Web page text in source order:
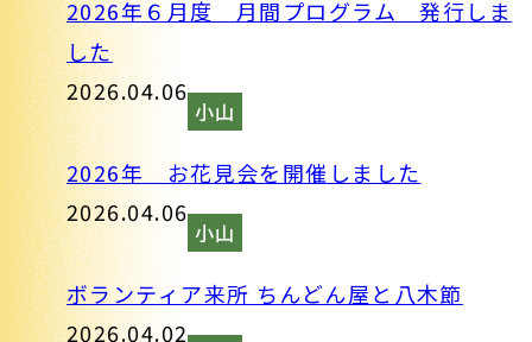
2026年６月度 月間プログラム 発行しま
した
2026.04.06
小山
2026年 お花見会を開催しました
2026.04.06
小山
ボランティア来所 ちんどん屋と八木節
2026.04.02